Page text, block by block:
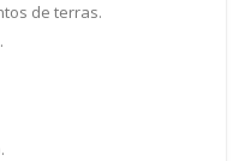
de terras.